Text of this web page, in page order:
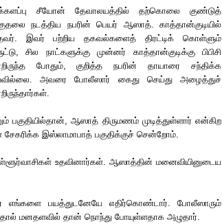
சீயோன் தேவாலயத்தில் தற்கொலை குண்டுத்
நடத்திய நபரின் பெயர் ஆஸாத். காத்தான்குடியில்
இவர் பற்றிய தகவல்களைத் திரட்டிக் கொள்ளும்
சில நாட்களுக்கு முன்னர் காத்தான்குடிக்கு பிபிசி
போதும், குறித்த நபரின் தாயாரை சந்திக்க
அவரை போலீஸார் கைது செய்து அழைத்துச்
ஆஸாத் திருமணம் முடித்துள்ளார் என்கிற
இஸ்லாமாபாத் பகுதிக்குச் சென்றோம்.
உதவினார்கள். ஆஸாத்தின் மனைவியினுடைய
எங்களை பயத்துடனேயே எதிர்கொண்டார். போலீஸாரும்
மனதளவில் தான் நொந்து போயுள்ளதாக அழுதார்.